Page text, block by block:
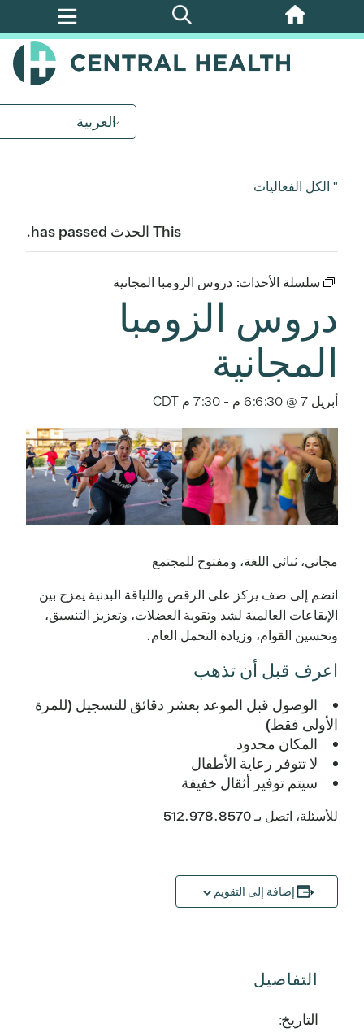
تخطي
العربية
" الكل الفعاليات
This الحدث has passed.
سلسلة الأحداث: دروس الزومبا المجانية
دروس الزومبا
المجانية
أبريل 7 @ 6:6:30 م - 7:30 م CDT
مجاني، ثنائي اللغة، ومفتوح للمجتمع
انضم إلى صف يركز على الرقص واللياقة البدنية يمزج بين
الإيقاعات العالمية لشد وتقوية العضلات، وتعزيز التنسيق،
وتحسين القوام، وزيادة التحمل العام.
اعرف قبل أن تذهب
الوصول قبل الموعد بعشر دقائق للتسجيل (للمرة
الأولى فقط)
المكان محدود
لا تتوفر رعاية الأطفال
سيتم توفير أثقال خفيفة
للأسئلة، اتصل بـ 512.978.8570
إضافة إلى التقويم
التفاصيل
التاريخ: